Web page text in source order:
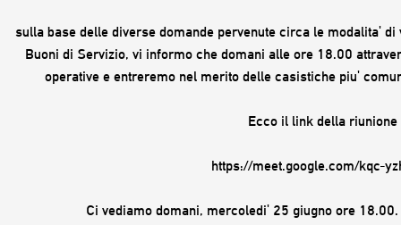
sulla base delle diverse domande pervenute circa le modalita'
Buoni di Servizio, vi informo che domani alle ore 18.00
operative e entreremo nel merito delle casistiche piu'
Ecco il link della riunione
https://meet.google.com/kqc-
Ci vediamo domani, mercoledi' 25 giugno ore